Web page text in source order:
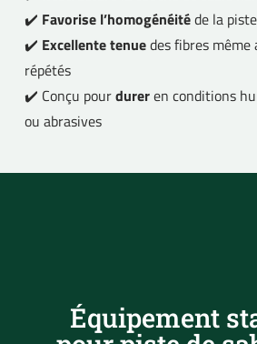
✔️ Favorise l’homogénéitéde la
✔️ Excellente tenuedes fibres même
répétés
✔️ Conçu pourdureren conditions
ou abrasives
Équipement